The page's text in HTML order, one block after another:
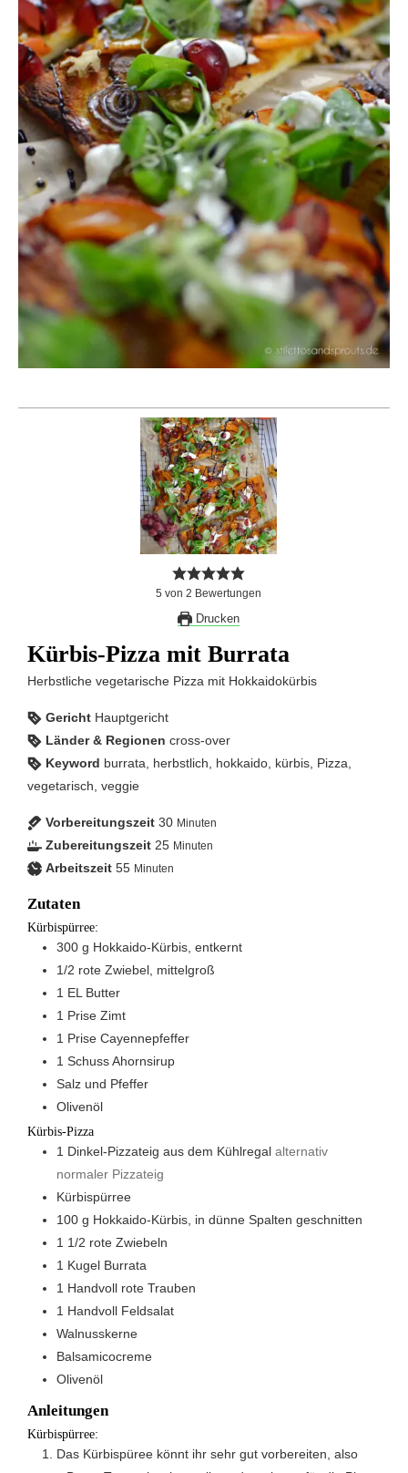
5 von 2 Bewertungen
Drucken
Kürbis-Pizza mit Burrata
Herbstliche vegetarische Pizza mit Hokkaidokürbis
Gericht Hauptgericht
Länder & Regionen cross-over
Keyword burrata, herbstlich, hokkaido, kürbis, Pizza,
vegetarisch, veggie
Vorbereitungszeit 30 Minuten
Zubereitungszeit 25 Minuten
Arbeitszeit 55 Minuten
Zutaten
Kürbispürree:
300 g Hokkaido-Kürbis, entkernt
1/2 rote Zwiebel, mittelgroß
1 EL Butter
1 Prise Zimt
1 Prise Cayennepfeffer
1 SchussAhornsirup
Salz und Pfeffer
Olivenöl
Kürbis-Pizza
1 Dinkel-Pizzateig aus dem Kühlregal alternativ
normaler Pizzateig
Kürbispürree
100 g Hokkaido-Kürbis, in dünne Spalten geschnitten
1 1/2 rote Zwiebeln
1 Kugel Burrata
1 Handvoll rote Trauben
1 Handvoll Feldsalat
Walnusskerne
Balsamicocreme
Olivenöl
Anleitungen
Kürbispürree:
Das Kürbispüree könnt ihr sehr gut vorbereiten, also